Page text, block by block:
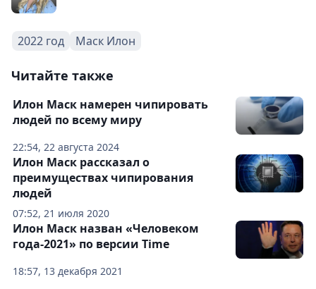
2022 год Маск Илон
Читайте также
22:54, 22 августа 2024
Илон Маск намерен чипировать
людей по всему миру
07:52, 21 июля 2020
Илон Маск рассказал о
преимуществах чипирования
людей
18:57, 13 декабря 2021
Илон Маск назван «Человеком
года-2021» по версии Time